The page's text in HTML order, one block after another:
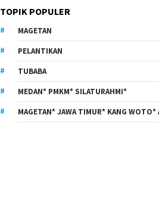
TOPIK POPULER
MAGETAN
PELANTIKAN
TUBABA
MEDAN* PMKM* SILATURAHMI*
MAGETAN* JAWA TIMUR* KANG WOTO*